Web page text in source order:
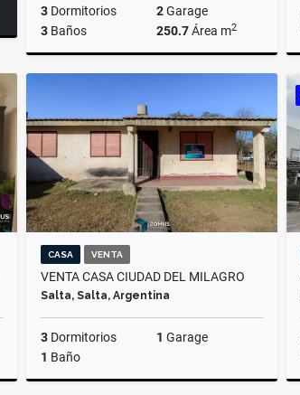
3 Dormitorios 2Garage
3 Baños 250.7Área m2
CASA VENTA
VENTA CASA CIUDAD DEL MILAGRO
Salta, Salta, Argentina
3 Dormitorios 1 Garage
1 Baño